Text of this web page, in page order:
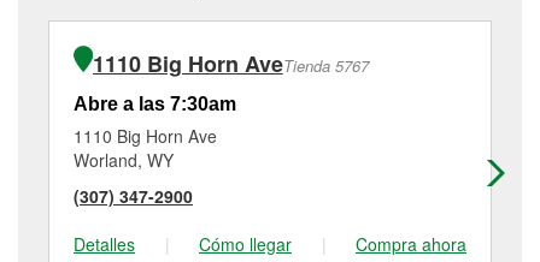
1110 Big Horn AveTienda 5767
Abre a las 7:30am
1110 Big Horn Ave
Worland, WY
(307) 347-2900
Detalles
| Cómo llegar | Compra ahora